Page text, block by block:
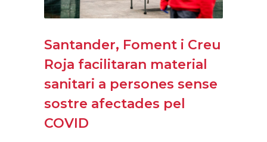
Santander, Foment i Creu
Roja facilitaran material
sanitari a persones sense
sostre afectades pel
COVID